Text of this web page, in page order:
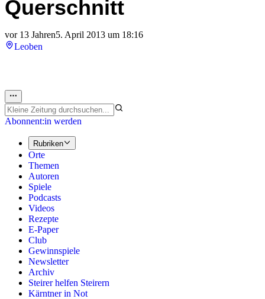
Querschnitt
vor 13 Jahren5. April 2013 um 18:16
Leoben
Abonnent:in werden
Rubriken
Orte
Themen
Autoren
Spiele
Podcasts
Videos
Rezepte
E-Paper
Club
Gewinnspiele
Newsletter
Archiv
Steirer helfen Steirern
Kärntner in Not